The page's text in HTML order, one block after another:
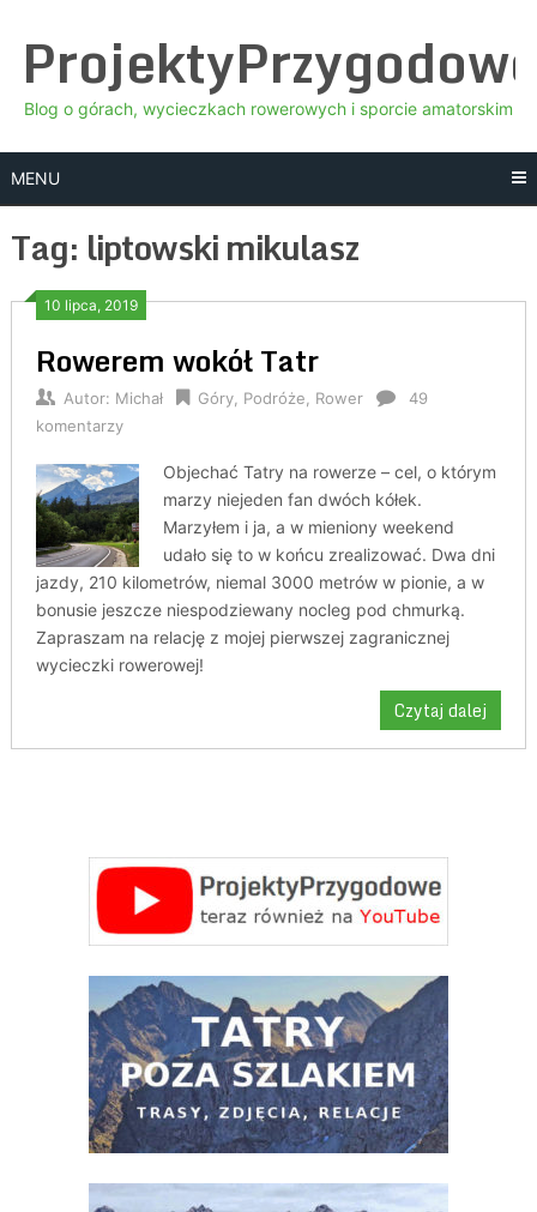
content
Blog o górach, wycieczkach rowerowych i sporcie amatorskim
MENU
Tag: liptowski mikulasz
10 lipca, 2019
Rowerem wokół Tatr
Autor: Michał Góry, Podróże Rower
49
komentarzy
Objechać Tatry na rowerze – cel, o którym
marzy niejeden fan dwóch kółek.
Marzyłem i ja, a w mieniony weekend
udało się to w końcu zrealizować. Dwa dni
jazdy, 210 kilometrów, niemal 3000 metrów w pionie, a w
bonusie jeszcze niespodziewany nocleg pod chmurką.
Zapraszam na relację z mojej pierwszej zagranicznej
wycieczki rowerowej!
Czytaj dalej